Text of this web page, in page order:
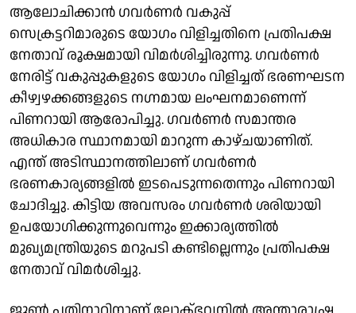
ആലോചിക്കാൻ ഗവർണർ വകുപ്പ്
സെക്രട്ടറിമാരുടെ യോഗം വിളിച്ചതിനെ പ്രതിപക്ഷ
നേതാവ് രൂക്ഷമായി വിമർശിച്ചിരുന്നു. ഗവർണർ
നേരിട്ട് വകുപ്പുകളുടെ യോഗം വിളിച്ചത് ഭരണഘടന
കീഴ്വഴക്കങ്ങളുടെ നഗ്നമായ ലംഘനമാണെന്ന്
പിണറായി ആരോപിച്ചു. ഗവർണർ സമാന്തര
അധികാര സ്ഥാനമായി മാറുന്ന കാഴ്ചയാണിത്.
എന്ത് അടിസ്ഥാനത്തിലാണ് ഗവർണർ
ഭരണകാര്യങ്ങളിൽ ഇടപെടുന്നതെന്നും പിണറായി
ചോദിച്ചു. കിട്ടിയ അവസരം ഗവർണർ ശരിയായി
ഉപയോഗിക്കുന്നുവെന്നും ഇക്കാര്യത്തിൽ
മുഖ്യമന്ത്രിയുടെ മറുപടി കണ്ടില്ലെന്നും പ്രതിപക്ഷ
നേതാവ് വിമർശിച്ചു.